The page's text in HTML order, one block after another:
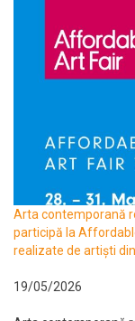
Arta contemporană
participă la
realizate de artiști
19/05/2026